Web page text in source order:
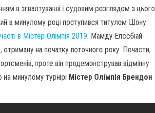
в згвалтуванні і судовим розглядом з цього
в минулому році поступився титулом Шону
в Містер Олімпія 2019. Мамду Елссбіай
, отриману на початку поточного року. Почасти,
проте він продемонстрував відмінну
минулому турнірі Містер Олімпія Брендон